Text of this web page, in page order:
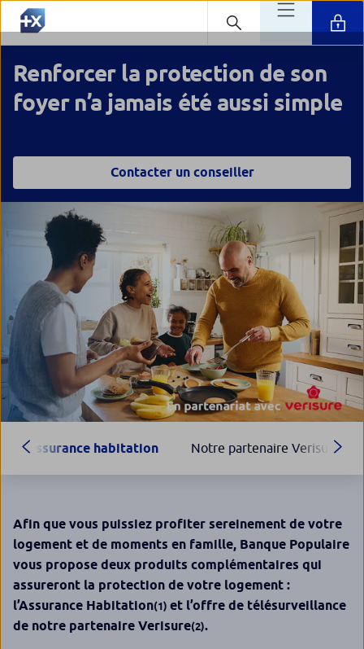
Renforcer la protection de son
foyer n’a jamais été aussi simple
Contacter un conseiller
Assurance habitation Notre partenaire Verisure
Afin que vous puissiez profiter sereinement de votre
logement et de moments en famille, Banque Populaire
vous propose deux produits complémentaires qui
assureront la protection de votre logement :
l’Assurance Habitation(1) et l’offre de télésurveillance
de notre partenaire Verisure(2).